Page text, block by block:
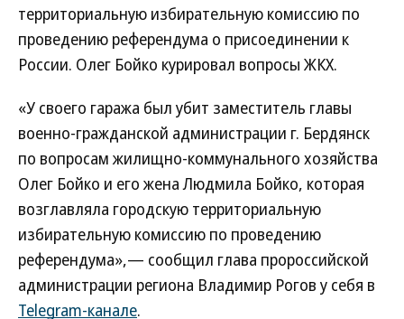
территориальную избирательную комиссию по
проведению референдума о присоединении к
России. Олег Бойко курировал вопросы ЖКХ.
«У своего гаража был убит заместитель главы
военно-гражданской администрации г. Бердянск
по вопросам жилищно-коммунального хозяйства
Олег Бойко и его жена Людмила Бойко, которая
возглавляла городскую территориальную
избирательную комиссию по проведению
референдума»,— сообщил глава пророссийской
администрации региона Владимир Рогов у себя в
Telegram-канале.